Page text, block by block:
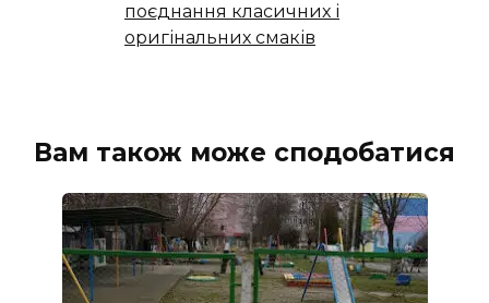
поєднання класичних і
оригінальних смаків
Вам також може сподобатися